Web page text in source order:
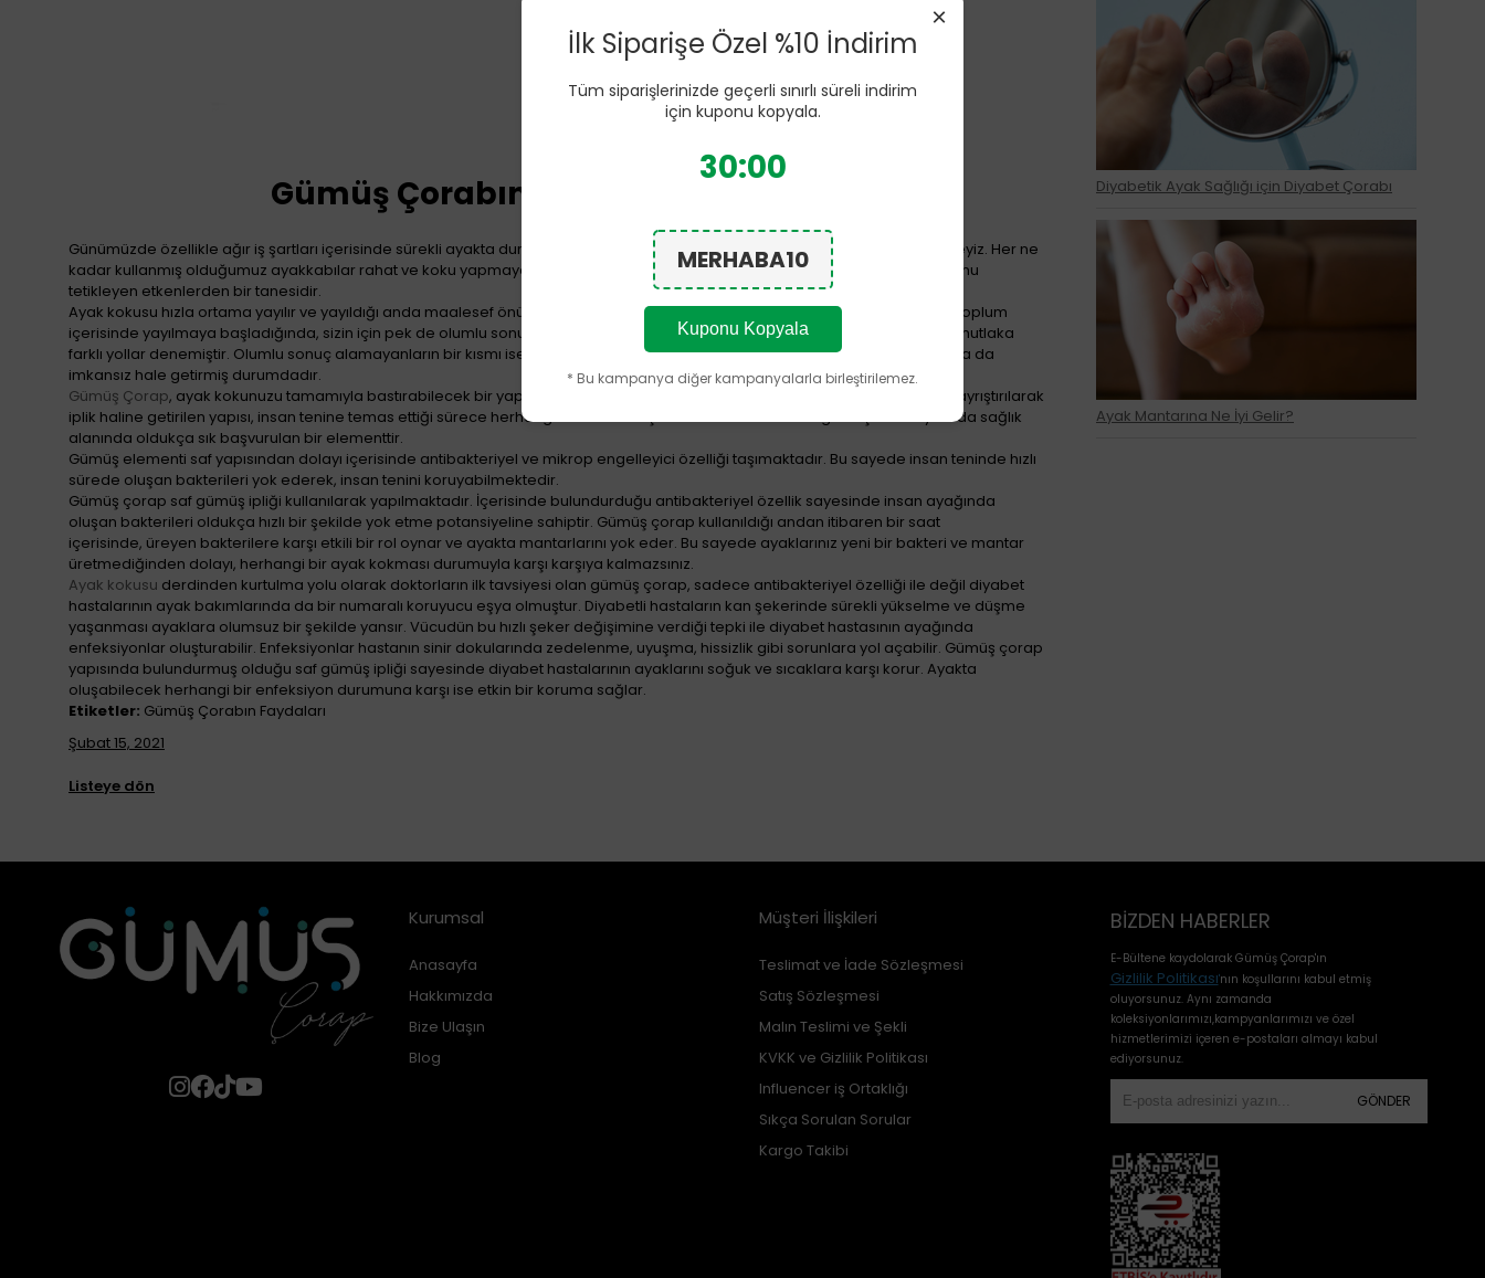
Gümüş Çorabın Faydaları nelerdir?
Günümüzde özellikle ağır iş şartları içerisinde sürekli ayakta durmak zorundayız ya da sürekli olarak bir koşuşturma içerisindeyiz. Her ne
kadar kullanmış olduğumuz ayakkabılar rahat ve koku yapmayan özellikte olsalar dahi kullanacağımız çoraplar ayak kokusunu
tetikleyen etkenlerden bir tanesidir.
Ayak kokusu hızla ortama yayılır ve yayıldığı anda maalesef önüne geçilemeyen rahatsız edici bir kokudur. Özellikle bu koku toplum
içerisinde yayılmaya başladığında, sizin için pek de olumlu sonuçlar doğurmayabilir. Ayak kokusu sorunu yaşayan her insan mutlaka
farklı yollar denemiştir. Olumlu sonuç alamayanların bir kısmı ise yaşadığı sorunlar yüzünden psikolojik olarak bu durumu daha da
imkansız hale getirmiş durumdadır.
Gümüş Çorap, ayak kokunuzu tamamıyla bastırabilecek bir yapıya sahiptir. Özellikle gümüş elementinin ağır elementlerden ayrıştırılarak
iplik haline getirilen yapısı, insan tenine temas ettiği sürece herhangi bir tehdit oluşturmamaktadır. Aksine gümüş 1900’lü yıllarda sağlık
alanında oldukça sık başvurulan bir elementtir.
Gümüş elementi saf yapısından dolayı içerisinde antibakteriyel ve mikrop engelleyici özelliği taşımaktadır. Bu sayede insan teninde hızlı
sürede oluşan bakterileri yok ederek, insan tenini koruyabilmektedir.
Gümüş çorap saf gümüş ipliği kullanılarak yapılmaktadır. İçerisinde bulundurduğu antibakteriyel özellik sayesinde insan ayağında
oluşan bakterileri oldukça hızlı bir şekilde yok etme potansiyeline sahiptir. Gümüş çorap kullanıldığı andan itibaren bir saat
içerisinde, üreyen bakterilere karşı etkili bir rol oynar ve ayakta mantarlarını yok eder. Bu sayede ayaklarınız yeni bir bakteri ve mantar
üretmediğinden dolayı, herhangi bir ayak kokması durumuyla karşı karşıya kalmazsınız.
Ayak kokusu derdinden kurtulma yolu olarak doktorların ilk tavsiyesi olan gümüş çorap, sadece antibakteriyel özelliği ile değil diyabet
hastalarının ayak bakımlarında da bir numaralı koruyucu eşya olmuştur. Diyabetli hastaların kan şekerinde sürekli yükselme ve düşme
yaşanması ayaklara olumsuz bir şekilde yansır. Vücudün bu hızlı şeker değişimine verdiği tepki ile diyabet hastasının ayağında
enfeksiyonlar oluşturabilir. Enfeksiyonlar hastanın sinir dokularında zedelenme, uyuşma, hissizlik gibi sorunlara yol açabilir. Gümüş çorap
yapısında bulundurmuş olduğu saf gümüş ipliği sayesinde diyabet hastalarının ayaklarını soğuk ve sıcaklara karşı korur. Ayakta
oluşabilecek herhangi bir enfeksiyon durumuna karşı ise etkin bir koruma sağlar.
Etiketler: Gümüş Çorabın Faydaları
Şubat 15, 2021
Listeye dön
Diyabetik Ayak Sağlığı için Diyabet Çorabı
Ayak Mantarına Ne İyi Gelir?
Kurumsal
Anasayfa
Hakkımızda
Bize Ulaşın
Blog
Müşteri İlişkileri
Teslimat ve İade Sözleşmesi
Satış Sözleşmesi
Malın Teslimi ve Şekli
KVKK ve Gizlilik Politikası
Influencer iş Ortaklığı
Sıkça Sorulan Sorular
Kargo Takibi
BIZDEN HABERLER
E-Bültene kaydolarak Gümüş Çorap'ın
Gizlilik Politikası'nın koşullarını kabul etmiş
oluyorsunuz. Aynı zamanda
koleksiyonlarımızı,kampyanlarımızı ve özel
hizmetlerimizi içeren e-postaları almayı kabul
ediyorsunuz.
GÖNDER
×
İlk Siparişe Özel %10 İndirim
Tüm siparişlerinizde geçerli sınırlı süreli indirim
için kuponu kopyala.
29:59
MERHABA10
Kuponu Kopyala
* Bu kampanya diğer kampanyalarla birleştirilemez.